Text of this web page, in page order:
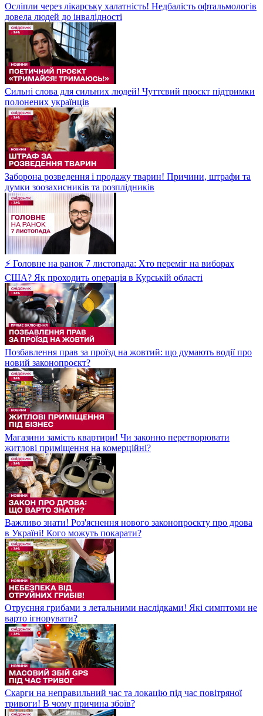
Осліпли через лікарську халатність! Недбалість офтальмологів
довела людей до інвалідності
Сильні слова для сильних людей! Чуттєвий проєкт підтримки
полонених українців
Заборона розведення і продажу тварин! Причини, штрафи та
думки зоозахисників та розплідників
⚡ Головне на ранок 7 листопада: Хто переміг на виборах
США? Як проходить операція в Курській області
Позбавлення прав за проїзд на жовтий: що думають водії про
новий законопроєкт?
Магазини замість квартири! Чи законно перетворювати
житлові приміщення на комерційні?
Важливо знати! Роз'яснення нового законопроєкту про дрова
в Україні! Кого можуть покарати?
Отруєння грибами з летальними наслідками! Які симптоми не
варто ігнорувати?
Скарги на неправильний час та локацію під час повітряної
тривоги! В чому причина збоїв?